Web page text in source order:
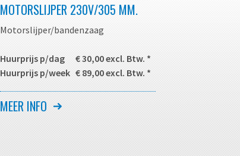
MOTORSLIJPER 230V/305 MM.
Motorslijper/bandenzaag
Huurprijs p/dag € 30,00 excl. Btw. *
Huurprijs p/week € 89,00 excl. Btw. *
* Exclusief diamantslijtage
MEER INFO